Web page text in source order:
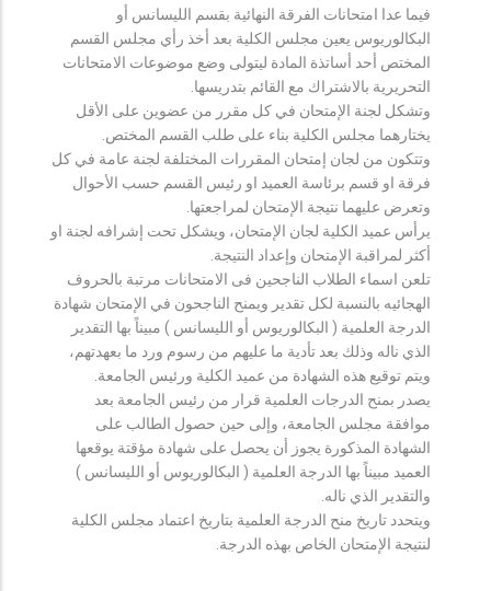
فيما عدا امتحانات الفرقة النهائية بقسم الليسانس أو
البكالوريوس يعين مجلس الكلية بعد أخذ رأي مجلس القسم
المختص أحد أساتذة المادة ليتولى وضع موضوعات الامتحانات
التحريرية بالاشتراك مع القائم بتدريسها.
وتشكل لجنة الإمتحان في كل مقرر من عضوين على الأقل
يختارهما مجلس الكلية بناء على طلب القسم المختص.
وتتكون من لجان إمتحان المقررات المختلفة لجنة عامة في كل
فرقة او قسم برئاسة العميد او رئيس القسم حسب الأحوال
وتعرض عليهما نتيجة الإمتحان لمراجعتها.
يرأس عميد الكلية لجان الإمتحان، ويشكل تحت إشرافه لجنة او
أكثر لمراقبة الإمتحان وإعداد النتيجة.
تلعن اسماء الطلاب الناجحين فى الامتحانات مرتبة بالحروف
الهجائيه بالنسبة لكل تقدير ويمنح الناجحون في الإمتحان شهادة
الدرجة العلمية ( البكالوريوس أو الليسانس ) مبيناً بها التقدير
الذي ناله وذلك بعد تأدية ما عليهم من رسوم ورد ما بعهدتهم،
ويتم توقيع هذه الشهادة من عميد الكلية ورئيس الجامعة.
يصدر بمنح الدرجات العلمية قرار من رئيس الجامعة بعد
موافقة مجلس الجامعة، وإلى حين حصول الطالب على
الشهادة المذكورة يجوز أن يحصل على شهادة مؤقتة يوقعها
العميد مبيناً بها الدرجة العلمية ( البكالوريوس أو الليسانس )
والتقدير الذي ناله.
ويتحدد تاريخ منح الدرجة العلمية بتاريخ اعتماد مجلس الكلية
لنتيجة الإمتحان الخاص بهذه الدرجة.